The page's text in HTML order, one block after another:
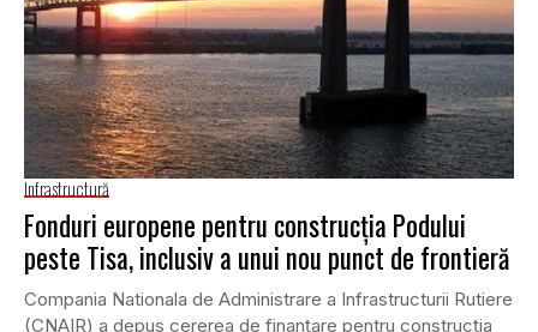
Infrastructură
Fonduri europene pentru construcţia Podului
peste Tisa, inclusiv a unui nou punct de frontieră
Compania Nationala de Administrare a Infrastructurii Rutiere
(CNAIR) a depus cererea de finanţare pentru construcția